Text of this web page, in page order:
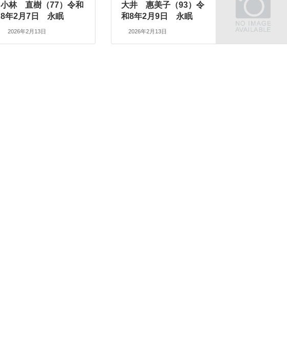
小林 直樹（77）令和
8年2月7日 永眠
2026年2月13日
大井 惠美子（93）令
和8年2月9日 永眠
2026年2月13日